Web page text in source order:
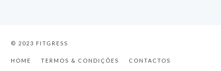
© 2023 FITGRESS
HOME TERMOS & CONDIÇÕES CONTACTOS